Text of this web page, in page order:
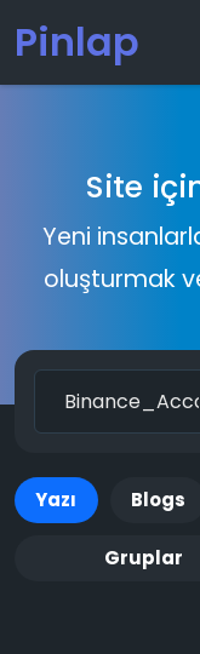
Pinlap
Site
Yeni
oluşturmak
Yazı Blogs
Gruplar